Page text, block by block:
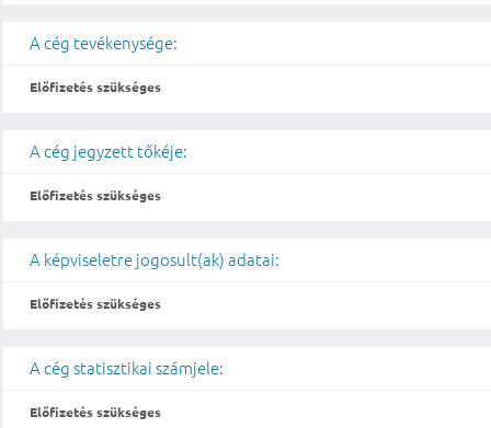
A cég tevékenysége:
Előfizetés szükséges
A cég jegyzett tőkéje:
Előfizetés szükséges
A képviseletre jogosult(ak) adatai:
Előfizetés szükséges
A cég statisztikai számjele:
Előfizetés szükséges